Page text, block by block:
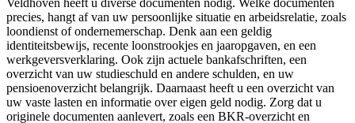
Veldhoven heeft u diverse documenten nodig. Welke documenten
precies, hangt af van uw persoonlijke situatie en arbeidsrelatie, zoals
loondienst of ondernemerschap. Denk aan een geldig
identiteitsbewijs, recente loonstrookjes en jaaropgaven, en een
werkgeversverklaring. Ook zijn actuele bankafschriften, een
overzicht van uw studieschuld en andere schulden, en uw
pensioenoverzicht belangrijk. Daarnaast heeft u een overzicht van
uw vaste lasten en informatie over eigen geld nodig. Zorg dat u
originele documenten aanlevert, zoals een BKR-overzicht en